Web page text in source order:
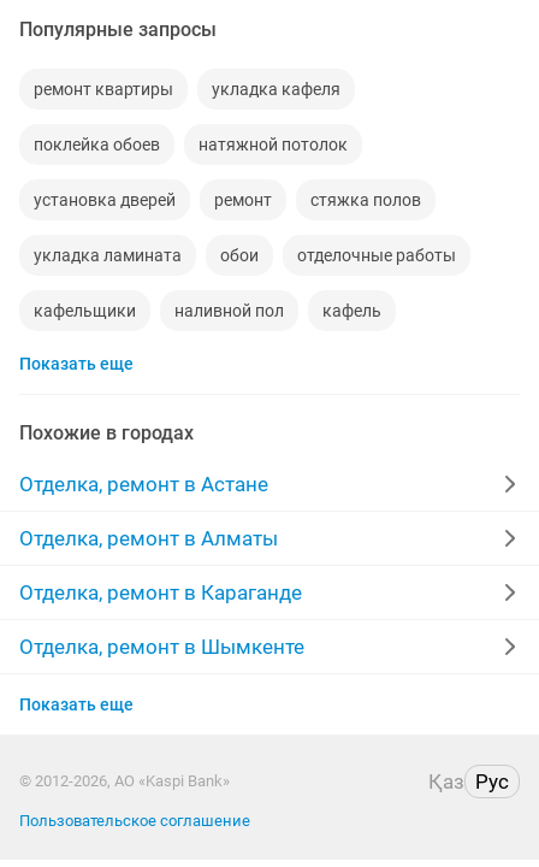
Популярные запросы
ремонт квартиры укладка кафеля
поклейка обоев натяжной потолок
установка дверей ремонт стяжка полов
укладка ламината обои отделочные работы
кафельщики наливной пол кафель
гипсокартон
маляры плитка строительство
паркет межкомнатные двери
качественно ремонт домов
покраска стен монтаж евро ремонт
травертин
Показать еще
Похожие в городах
Отделка, ремонт в Астане
Отделка, ремонт в Алматы
Отделка, ремонт в Караганде
Отделка, ремонт в Шымкенте
Отделка, ремонт в Усть-Каменогорске
Отделка, ремонт в Таразе
Показать еще
© 2012-2026, АО «Kaspi Bank» Қаз Рус
Пользовательское соглашение